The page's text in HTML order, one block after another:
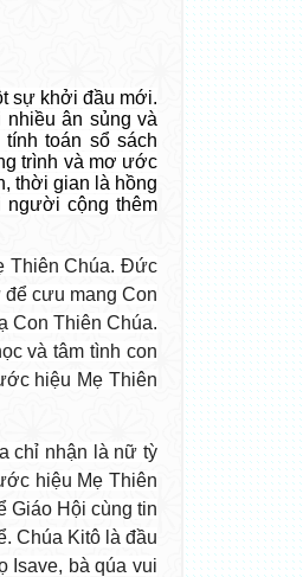
sự khởi đầu mới.
ân sủng và
toán sổ sách
trình và mơ ước
thời gian là hồng
người cộng thêm
Thiên Chúa. Đức
cưu mang Con
Con Thiên Chúa.
và tâm tình con
hiệu Mẹ Thiên
chỉ nhận là nữ tỳ
hiệu Mẹ Thiên
Giáo Hội cùng tin
Chúa Kitô là đầu
Isave, bà qúa vui